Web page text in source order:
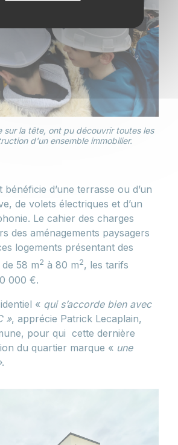
sur la tête, ont pu découvrir toutes les
d'un ensemble immobilier.
d’une terrasse ou d’un
de volets électriques et d’un
Le cahier des charges
des aménagements paysagers
logements présentant des
58 m2 à 80 m2, les tarifs
000 €.
« qui s’accorde bien avec
», apprécie Patrick Lecaplain,
pour qui cette dernière
du quartier marque « une
.